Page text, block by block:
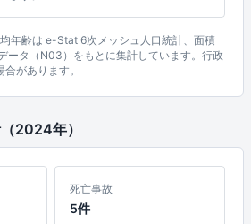
年齢は e-Stat 6次メッシュ人口統計、面積
ータ（N03）をもとに集計しています。行政
があります。
2024年）
死亡事故
5件